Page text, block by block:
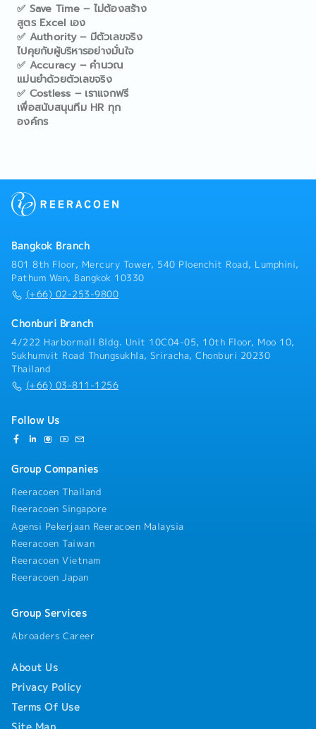
✅ Save Time – ไม่ต้องสร้าง
สูตร Excel เอง
✅ Authority – มีตัวเลขจริง
ไปคุยกับผู้บริหารอย่างมั่นใจ
✅ Accuracy – คำนวณ
แม่นยำด้วยตัวเลขจริง
✅ Costless – เราแจกฟรี
เพื่อสนับสนุนทีม HR ทุก
องค์กร
Bangkok Branch
801 8th Floor, Mercury Tower, 540 Ploenchit Road, Lumphini,
Pathum Wan, Bangkok 10330
(+66) 02-253-9800
Chonburi Branch
4/222 Harbormall Bldg. Unit 10C04-05, 10th Floor, Moo 10,
Sukhumvit Road Thungsukhla, Sriracha, Chonburi 20230
Thailand
(+66) 03-811-1256
Follow Us
Group Companies
Reeracoen Thailand
Reeracoen Singapore
Agensi Pekerjaan Reeracoen Malaysia
Reeracoen Taiwan
Reeracoen Vietnam
Reeracoen Japan
Group Services
Abroaders Career
About Us
Privacy Policy
Terms Of Use